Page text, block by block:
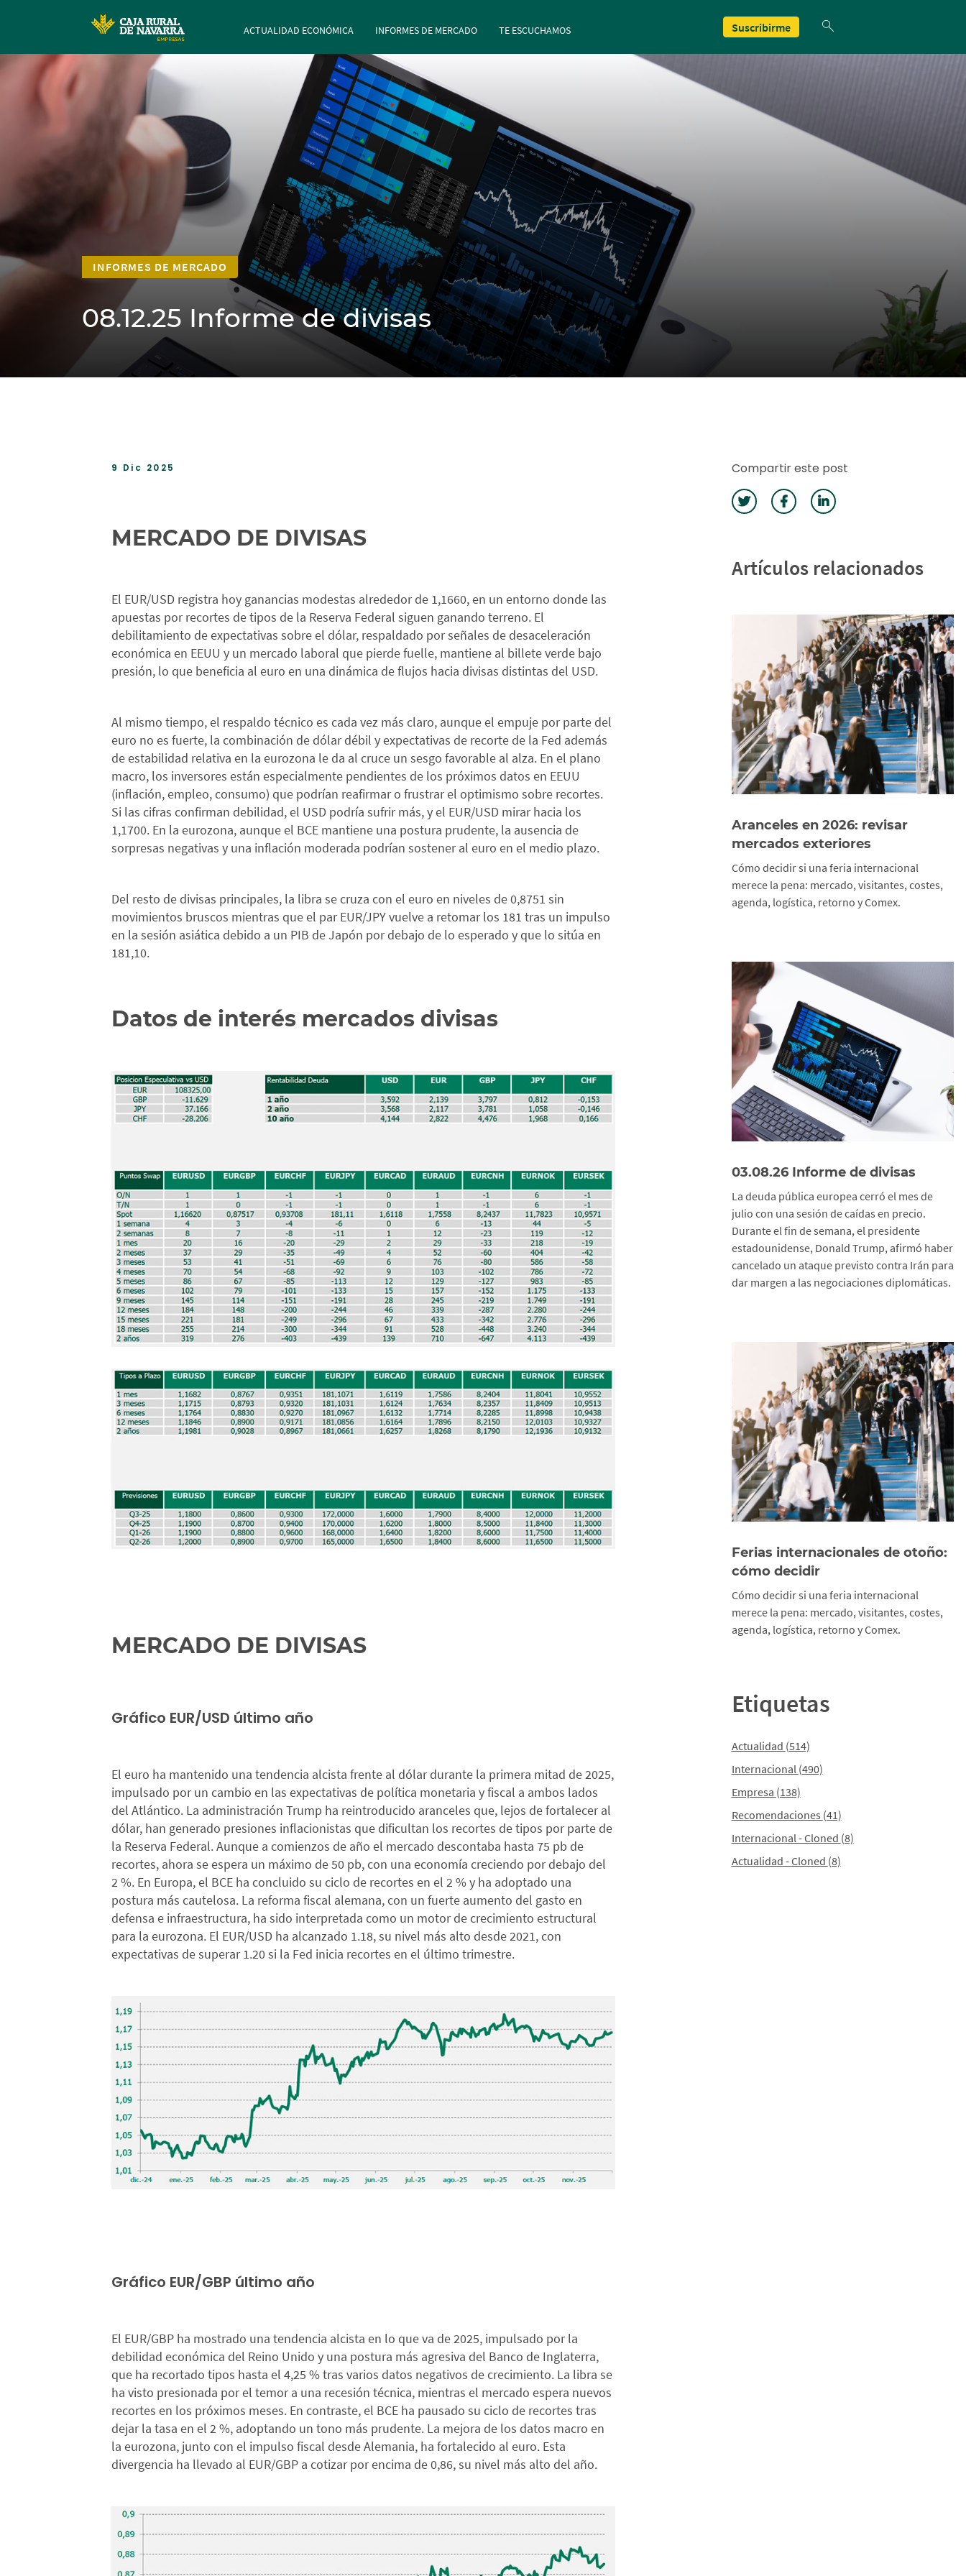
ACTUALIDAD ECONÓMICA INFORMES DE MERCADO TE ESCUCHAMOS Suscribirme
INFORMES DE MERCADO
08.12.25 Informe de divisas
9 Dic 2025
MERCADO DE DIVISAS
El EUR/USD registra hoy ganancias modestas alrededor de 1,1660, en un entorno donde las
apuestas por recortes de tipos de la Reserva Federal siguen ganando terreno. El
debilitamiento de expectativas sobre el dólar, respaldado por señales de desaceleración
económica en EEUU y un mercado laboral que pierde fuelle, mantiene al billete verde bajo
presión, lo que beneficia al euro en una dinámica de flujos hacia divisas distintas del USD.
Al mismo tiempo, el respaldo técnico es cada vez más claro, aunque el empuje por parte del
euro no es fuerte, la combinación de dólar débil y expectativas de recorte de la Fed además
de estabilidad relativa en la eurozona le da al cruce un sesgo favorable al alza. En el plano
macro, los inversores están especialmente pendientes de los próximos datos en EEUU
(inflación, empleo, consumo) que podrían reafirmar o frustrar el optimismo sobre recortes.
Si las cifras confirman debilidad, el USD podría sufrir más, y el EUR/USD mirar hacia los
1,1700. En la eurozona, aunque el BCE mantiene una postura prudente, la ausencia de
sorpresas negativas y una inflación moderada podrían sostener al euro en el medio plazo.
Del resto de divisas principales, la libra se cruza con el euro en niveles de 0,8751 sin
movimientos bruscos mientras que el par EUR/JPY vuelve a retomar los 181 tras un impulso
en la sesión asiática debido a un PIB de Japón por debajo de lo esperado y que lo sitúa en
181,10.
Datos de interés mercados divisas
MERCADO DE DIVISAS
Gráfico EUR/USD último año
El euro ha mantenido una tendencia alcista frente al dólar durante la primera mitad de 2025,
impulsado por un cambio en las expectativas de política monetaria y fiscal a ambos lados
del Atlántico. La administración Trump ha reintroducido aranceles que, lejos de fortalecer al
dólar, han generado presiones inflacionistas que dificultan los recortes de tipos por parte de
la Reserva Federal. Aunque a comienzos de año el mercado descontaba hasta 75 pb de
recortes, ahora se espera un máximo de 50 pb, con una economía creciendo por debajo del
2 %. En Europa, el BCE ha concluido su ciclo de recortes en el 2 % y ha adoptado una
postura más cautelosa. La reforma fiscal alemana, con un fuerte aumento del gasto en
defensa e infraestructura, ha sido interpretada como un motor de crecimiento estructural
para la eurozona. El EUR/USD ha alcanzado 1.18, su nivel más alto desde 2021, con
expectativas de superar 1.20 si la Fed inicia recortes en el último trimestre.
Gráfico EUR/GBP último año
El EUR/GBP ha mostrado una tendencia alcista en lo que va de 2025, impulsado por la
debilidad económica del Reino Unido y una postura más agresiva del Banco de Inglaterra,
que ha recortado tipos hasta el 4,25 % tras varios datos negativos de crecimiento. La libra se
ha visto presionada por el temor a una recesión técnica, mientras el mercado espera nuevos
recortes en los próximos meses. En contraste, el BCE ha pausado su ciclo de recortes tras
dejar la tasa en el 2 %, adoptando un tono más prudente. La mejora de los datos macro en
la eurozona, junto con el impulso fiscal desde Alemania, ha fortalecido al euro. Esta
divergencia ha llevado al EUR/GBP a cotizar por encima de 0,86, su nivel más alto del año.
Compartir este post
Artículos relacionados
Aranceles en 2026: revisar
mercados exteriores
Cómo decidir si una feria internacional
merece la pena: mercado, visitantes, costes,
agenda, logística, retorno y Comex.
03.08.26 Informe de divisas
La deuda pública europea cerró el mes de
julio con una sesión de caídas en precio.
Durante el fin de semana, el presidente
estadounidense, Donald Trump, afirmó haber
cancelado un ataque previsto contra Irán para
dar margen a las negociaciones diplomáticas.
Ferias internacionales de otoño:
cómo decidir
Cómo decidir si una feria internacional
merece la pena: mercado, visitantes, costes,
agenda, logística, retorno y Comex.
Etiquetas
Actualidad (514)
Internacional (490)
Empresa (138)
Recomendaciones (41)
Internacional - Cloned (8)
Actualidad - Cloned (8)